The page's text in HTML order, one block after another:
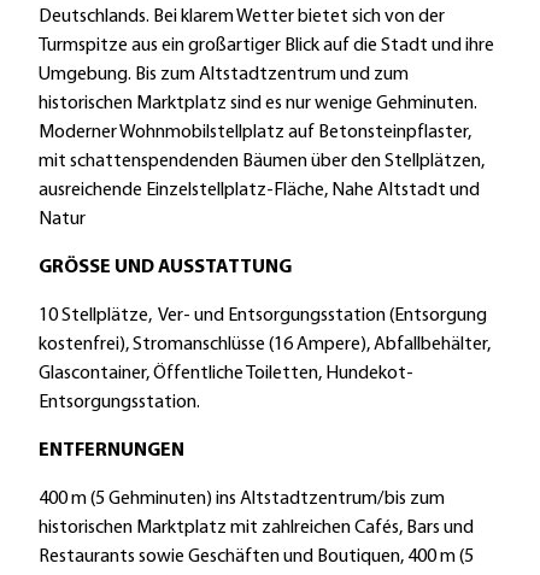
-
w
o
h
n
m
o
b
l
s
t
e
l
p
a
t
z
Deutschlands. Bei klarem Wetter bietet sich von der
Turmspitze aus ein großartiger Blick auf die Stadt und ihre
Umgebung. Bis zum Altstadtzentrum und zum
historischen Marktplatz sind es nur wenige Gehminuten.
Moderner Wohnmobilstellplatz auf Betonsteinpflaster,
mit schattenspendenden Bäumen über den Stellplätzen,
ausreichende Einzelstellplatz-Fläche, Nahe Altstadt und
Natur
GRÖSSE UND AUSSTATTUNG
10 Stellplätze, Ver- und Entsorgungsstation (Entsorgung
kostenfrei), Stromanschlüsse (16 Ampere), Abfallbehälter,
Glascontainer, Öffentliche Toiletten, Hundekot-
Entsorgungsstation.
ENTFERNUNGEN
400 m (5 Gehminuten) ins Altstadtzentrum/bis zum
historischen Marktplatz mit zahlreichen Cafés, Bars und
Restaurants sowie Geschäften und Boutiquen, 400 m (5